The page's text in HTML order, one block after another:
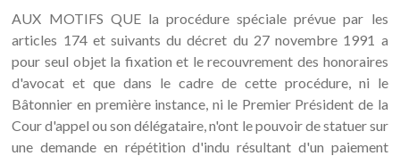
AUX MOTIFS QUE la procédure spéciale prévue par les
articles 174 et suivants du décret du 27 novembre 1991 a
pour seul objet la fixation et le recouvrement des honoraires
d'avocat et que dans le cadre de cette procédure, ni le
Bâtonnier en première instance, ni le Premier Président de la
Cour d'appel ou son délégataire, n'ont le pouvoir de statuer sur
une demande en répétition d'indu résultant d'un paiement